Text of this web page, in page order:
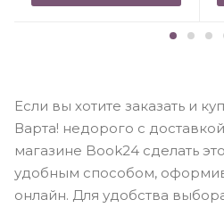
Если вы хотите заказать и
Варта! недорого с
магазине Book24 сделать
удобным способом,
онлайн. Для удобства